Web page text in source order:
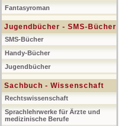
Fantasyroman
Jugendbücher - SMS-Bücher
SMS-Bücher
Handy-Bücher
Jugendbücher
Sachbuch - Wissenschaft
Rechtswissenschaft
Sprachlehrwerke für Ärzte und
medizinische Berufe